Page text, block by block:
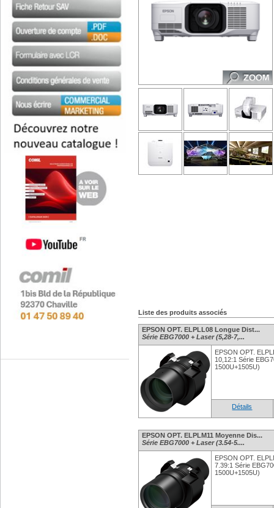
Liste des produits associés
EPSON OPT. ELPLL08 Longue Dist...
Série EBG7000 + Laser (5,28-7,...
EPSON OPT.
10,12:1 Série
1500U+1505U)
Détails
EPSON OPT. ELPLM11 Moyenne Dis...
Série EBG7000 + Laser (3.54-5....
EPSON OPT.
7.39:1 Série
1500U+1505U)